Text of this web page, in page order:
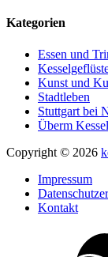
Kategorien
Essen und
Kunst und
Stadtleben
Stuttgart bei
Überm
Copyright © 2026
Impressum
Kontakt